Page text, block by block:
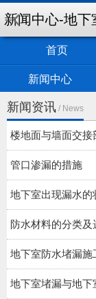
新闻中心-地
盐城
首页
新闻中心
新闻资讯 / News
楼地面与墙面交
管口渗漏的措施
地下室出现漏水的
防水材料的分类及
地下室防水堵漏施
地下室堵漏与地